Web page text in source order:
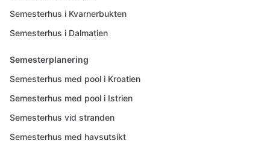
Semesterhus i Kvarnerbukten
Semesterhus i Dalmatien
Semesterplanering
Semesterhus med pool i Kroatien
Semesterhus med pool i Istrien
Semesterhus vid stranden
Semesterhus med havsutsikt